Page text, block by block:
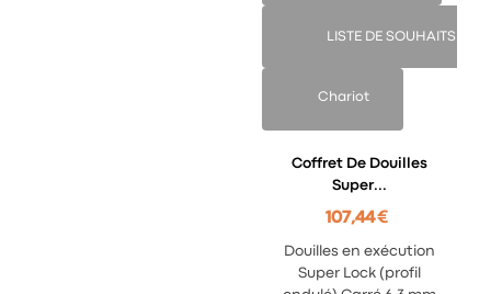
LISTE DE SOUHAITS
Chariot
Coffret De Douilles
Super...
107,44 €
Douilles en exécution
Super Lock (profil